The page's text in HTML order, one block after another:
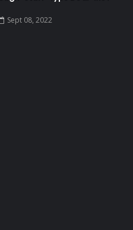
Sept 08, 2022